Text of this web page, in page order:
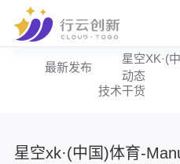
最新发布
星空XK·(
动态
技术干货
星空xk·(中国)体育-